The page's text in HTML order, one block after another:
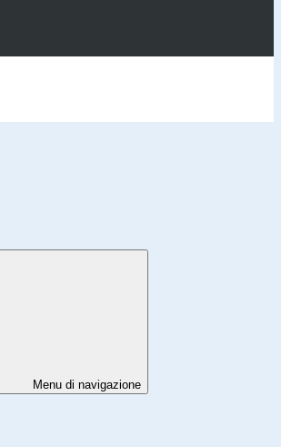
Menu di navigazione